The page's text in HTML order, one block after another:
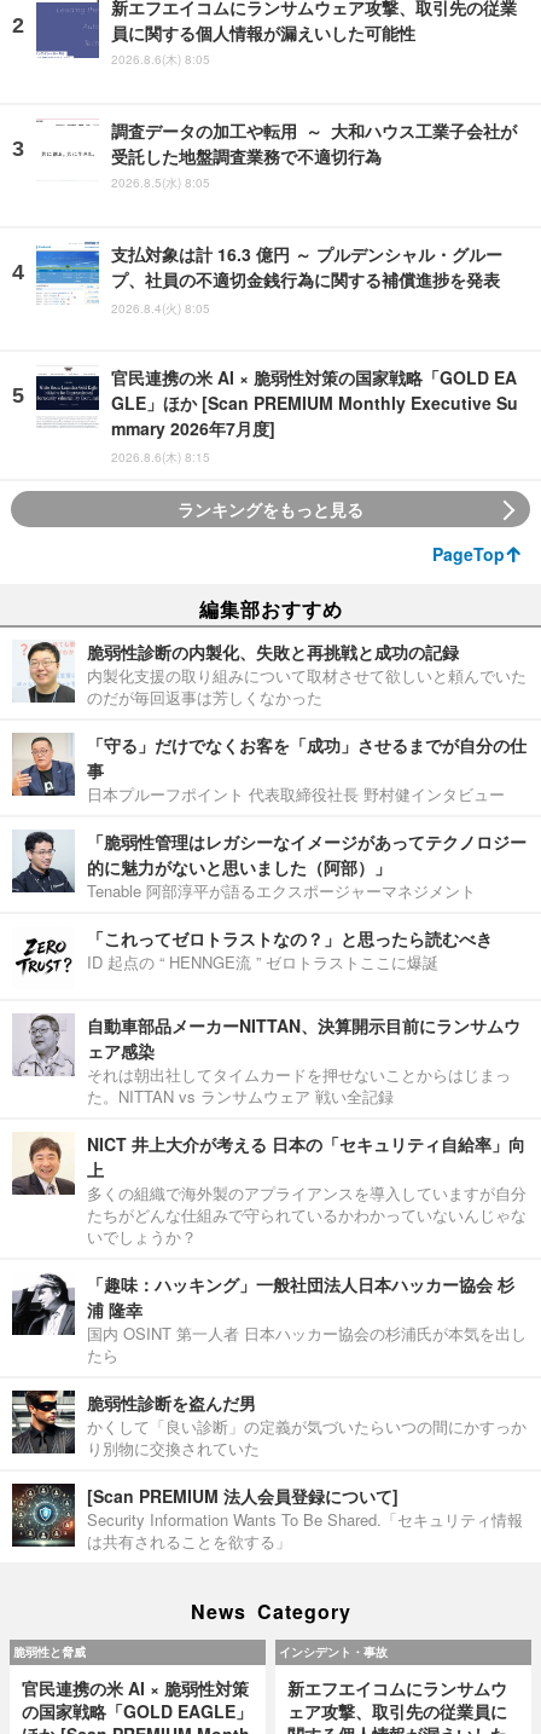
新エフエイコムにランサムウェア攻撃、取引先の従業
員に関する個人情報が漏えいした可能性
2026.8.6(木) 8:05
調査データの加工や転用 ～ 大和ハウス工業子会社が
受託した地盤調査業務で不適切行為
2026.8.5(水) 8:05
支払対象は計 16.3 億円 ～ プルデンシャル・グルー
プ、社員の不適切金銭行為に関する補償進捗を発表
2026.8.4(火) 8:05
官民連携の米 AI × 脆弱性対策の国家戦略「GOLD EA
GLE」ほか [Scan PREMIUM Monthly Executive Su
mmary 2026年7月度]
2026.8.6(木) 8:15
ランキングをもっと見る
PageTop
編集部おすすめ
脆弱性診断の内製化、失敗と再挑戦と成功の記録
内製化支援の取り組みについて取材させて欲しいと頼んでいた
のだが毎回返事は芳しくなかった
「守る」だけでなくお客を「成功」させるまでが自分の仕
事
日本プルーフポイント 代表取締役社長 野村健インタビュー
「脆弱性管理はレガシーなイメージがあってテクノロジー
的に魅力がないと思いました（阿部）」
Tenable 阿部淳平が語るエクスポージャーマネジメント
「これってゼロトラストなの？」と思ったら読むべき
ID 起点の “ HENNGE流 ” ゼロトラストここに爆誕
自動車部品メーカーNITTAN、決算開示目前にランサムウ
ェア感染
それは朝出社してタイムカードを押せないことからはじまっ
た。NITTAN vs ランサムウェア 戦い全記録
NICT 井上大介が考える 日本の「セキュリティ自給率」向
上
多くの組織で海外製のアプライアンスを導入していますが自分
たちがどんな仕組みで守られているかわかっていないんじゃな
いでしょうか？
「趣味：ハッキング」一般社団法人日本ハッカー協会 杉
浦 隆幸
国内 OSINT 第一人者 日本ハッカー協会の杉浦氏が本気を出し
たら
脆弱性診断を盗んだ男
かくして「良い診断」の定義が気づいたらいつの間にかすっか
り別物に交換されていた
[Scan PREMIUM 法人会員登録について]
Security Information Wants To Be Shared.「セキュリティ情報
は共有されることを欲する」
News Category
脆弱性と脅威
官民連携の米 AI × 脆弱性対策
の国家戦略「GOLD EAGLE」
インシデント・事故
新エフエイコムにランサムウ
ェア攻撃、取引先の従業員に